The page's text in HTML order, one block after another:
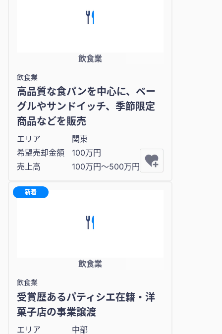
飲食業
飲食業
高品質な食パンを中心に、ベー
グルやサンドイッチ、季節限定
商品などを販売
エリア
関東
希望売却金額
100万円
売上高
100万円〜500万円
新着
飲食業
飲食業
受賞歴あるパティシエ在籍・洋
菓子店の事業譲渡
エリア 中部